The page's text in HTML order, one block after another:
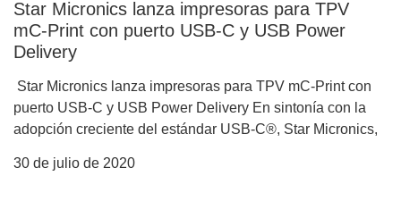
Star Micronics lanza impresoras para TPV
mC-Print con puerto USB-C y USB Power
Delivery
Star Micronics lanza impresoras para TPV mC-Print con
puerto USB-C y USB Power Delivery En sintonía con la
adopción creciente del estándar USB-C®, Star Micronics,
30 de julio de 2020